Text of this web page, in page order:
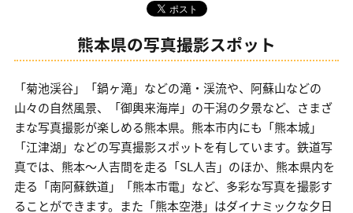
熊本県の写真撮影スポット
「菊池渓谷」「鍋ヶ滝」などの滝・渓流や、阿蘇山などの
山々の自然風景、「御輿来海岸」の干潟の夕景など、さまざ
まな写真撮影が楽しめる熊本県。熊本市内にも「熊本城」
「江津湖」などの写真撮影スポットを有しています。鉄道写
真では、熊本～人吉間を走る「SL人吉」のほか、熊本県内を
走る「南阿蘇鉄道」「熊本市電」など、多彩な写真を撮影す
ることができます。また「熊本空港」はダイナミックな夕日